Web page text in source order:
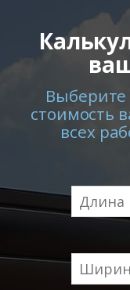
стоимость
всех